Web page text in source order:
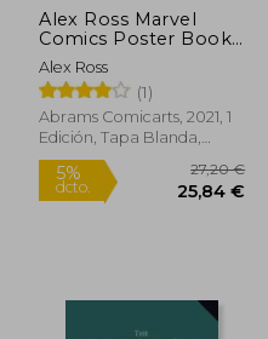
Alex Ross Marvel
Comics Poster Book
(en Inglés)
Alex Ross
(1)
Abrams Comicarts, 2021, 1
Edición, Tapa Blanda,
Nuevo